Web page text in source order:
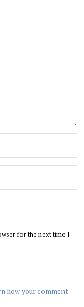
for the next time I
how your comment